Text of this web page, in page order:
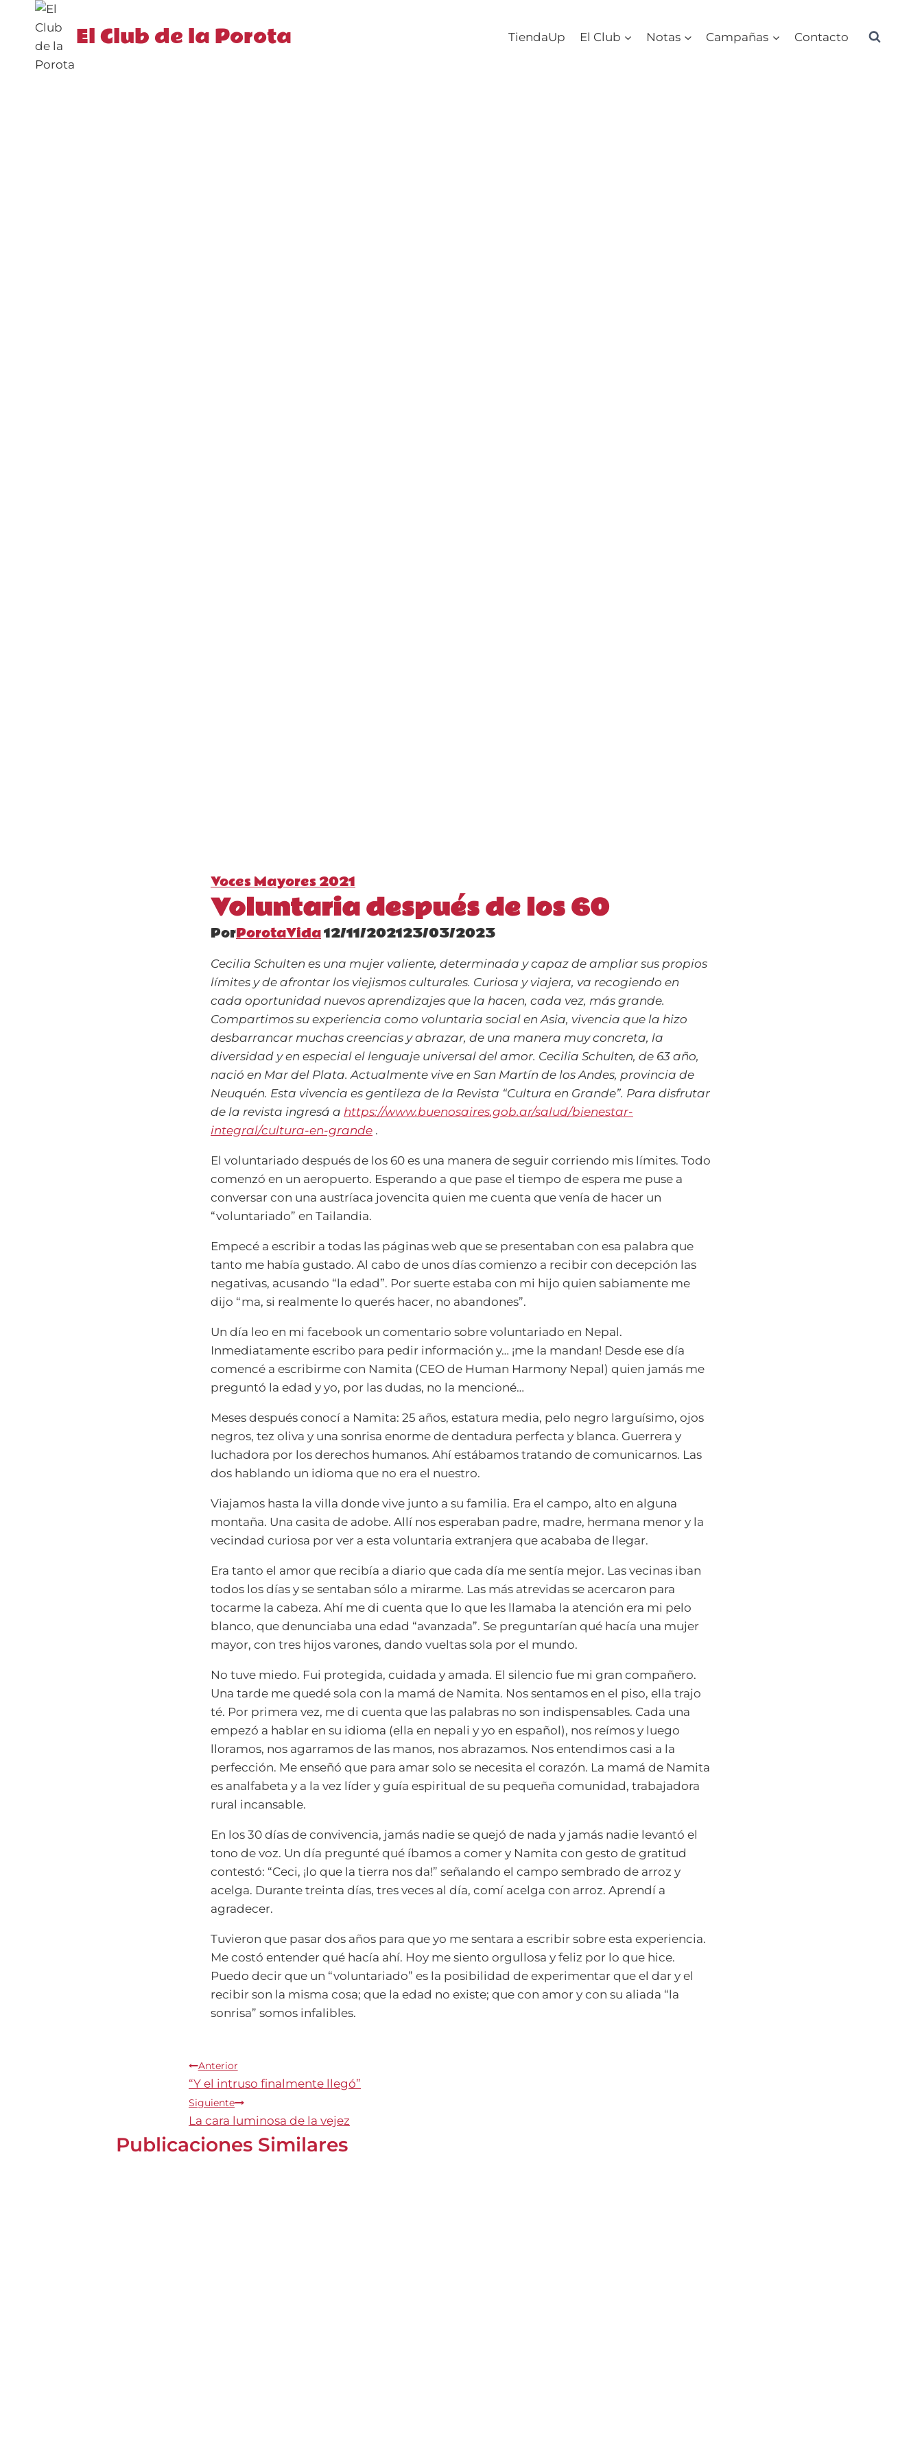
contenido
El Club de la Porota TiendaUp El Club Notas Campañas Contacto
Voces Mayores 2021
Voluntaria después de los 60
PorPorotaVida12/11/202123/03/2023
Cecilia Schulten es una mujer valiente, determinada y capaz de ampliar sus propios
límites y de afrontar los viejismos culturales. Curiosa y viajera, va recogiendo en
cada oportunidad nuevos aprendizajes que la hacen, cada vez, más grande.
Compartimos su experiencia como voluntaria social en Asia, vivencia que la hizo
desbarrancar muchas creencias y abrazar, de una manera muy concreta, la
diversidad y en especial el lenguaje universal del amor. Cecilia Schulten, de 63 año,
nació en Mar del Plata. Actualmente vive en San Martín de los Andes, provincia de
Neuquén. Esta vivencia es gentileza de la Revista “Cultura en Grande”. Para disfrutar
de la revista ingresá a https://www.buenosaires.gob.ar/salud/bienestar-
integral/cultura-en-grande .
El voluntariado después de los 60 es una manera de seguir corriendo mis límites. Todo
comenzó en un aeropuerto. Esperando a que pase el tiempo de espera me puse a
conversar con una austríaca jovencita quien me cuenta que venía de hacer un
“voluntariado” en Tailandia.
Empecé a escribir a todas las páginas web que se presentaban con esa palabra que
tanto me había gustado. Al cabo de unos días comienzo a recibir con decepción las
negativas, acusando “la edad”. Por suerte estaba con mi hijo quien sabiamente me
dijo “ma, si realmente lo querés hacer, no abandones”.
Un día leo en mi facebook un comentario sobre voluntariado en Nepal.
Inmediatamente escribo para pedir información y… ¡me la mandan! Desde ese día
comencé a escribirme con Namita (CEO de Human Harmony Nepal) quien jamás me
preguntó la edad y yo, por las dudas, no la mencioné…
Meses después conocí a Namita: 25 años, estatura media, pelo negro larguísimo, ojos
negros, tez oliva y una sonrisa enorme de dentadura perfecta y blanca. Guerrera y
luchadora por los derechos humanos. Ahí estábamos tratando de comunicarnos. Las
dos hablando un idioma que no era el nuestro.
Viajamos hasta la villa donde vive junto a su familia. Era el campo, alto en alguna
montaña. Una casita de adobe. Allí nos esperaban padre, madre, hermana menor y la
vecindad curiosa por ver a esta voluntaria extranjera que acababa de llegar.
Era tanto el amor que recibía a diario que cada día me sentía mejor. Las vecinas iban
todos los días y se sentaban sólo a mirarme. Las más atrevidas se acercaron para
tocarme la cabeza. Ahí me di cuenta que lo que les llamaba la atención era mi pelo
blanco, que denunciaba una edad “avanzada”. Se preguntarían qué hacía una mujer
mayor, con tres hijos varones, dando vueltas sola por el mundo.
No tuve miedo. Fui protegida, cuidada y amada. El silencio fue mi gran compañero.
Una tarde me quedé sola con la mamá de Namita. Nos sentamos en el piso, ella trajo
té. Por primera vez, me di cuenta que las palabras no son indispensables. Cada una
empezó a hablar en su idioma (ella en nepali y yo en español), nos reímos y luego
lloramos, nos agarramos de las manos, nos abrazamos. Nos entendimos casi a la
perfección. Me enseñó que para amar solo se necesita el corazón. La mamá de Namita
es analfabeta y a la vez líder y guía espiritual de su pequeña comunidad, trabajadora
rural incansable.
En los 30 días de convivencia, jamás nadie se quejó de nada y jamás nadie levantó el
tono de voz. Un día pregunté qué íbamos a comer y Namita con gesto de gratitud
contestó: “Ceci, ¡lo que la tierra nos da!” señalando el campo sembrado de arroz y
acelga. Durante treinta días, tres veces al día, comí acelga con arroz. Aprendí a
agradecer.
Tuvieron que pasar dos años para que yo me sentara a escribir sobre esta experiencia.
Me costó entender qué hacía ahí. Hoy me siento orgullosa y feliz por lo que hice.
Puedo decir que un “voluntariado” es la posibilidad de experimentar que el dar y el
recibir son la misma cosa; que la edad no existe; que con amor y con su aliada “la
sonrisa” somos infalibles.
Navegación
de
entradas
Anterior
“Y el intruso finalmente llegó”
Siguiente
La cara luminosa de la vejez
Publicaciones Similares